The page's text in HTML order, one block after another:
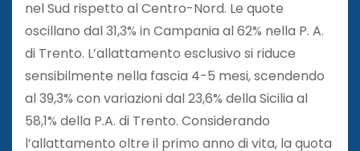
nel Sud rispetto al Centro-Nord. Le quote
oscillano dal 31,3% in Campania al 62% nella P. A.
di Trento. L’allattamento esclusivo si riduce
sensibilmente nella fascia 4-5 mesi, scendendo
al 39,3% con variazioni dal 23,6% della Sicilia al
58,1% della P.A. di Trento. Considerando
l’allattamento oltre il primo anno di vita, la quota